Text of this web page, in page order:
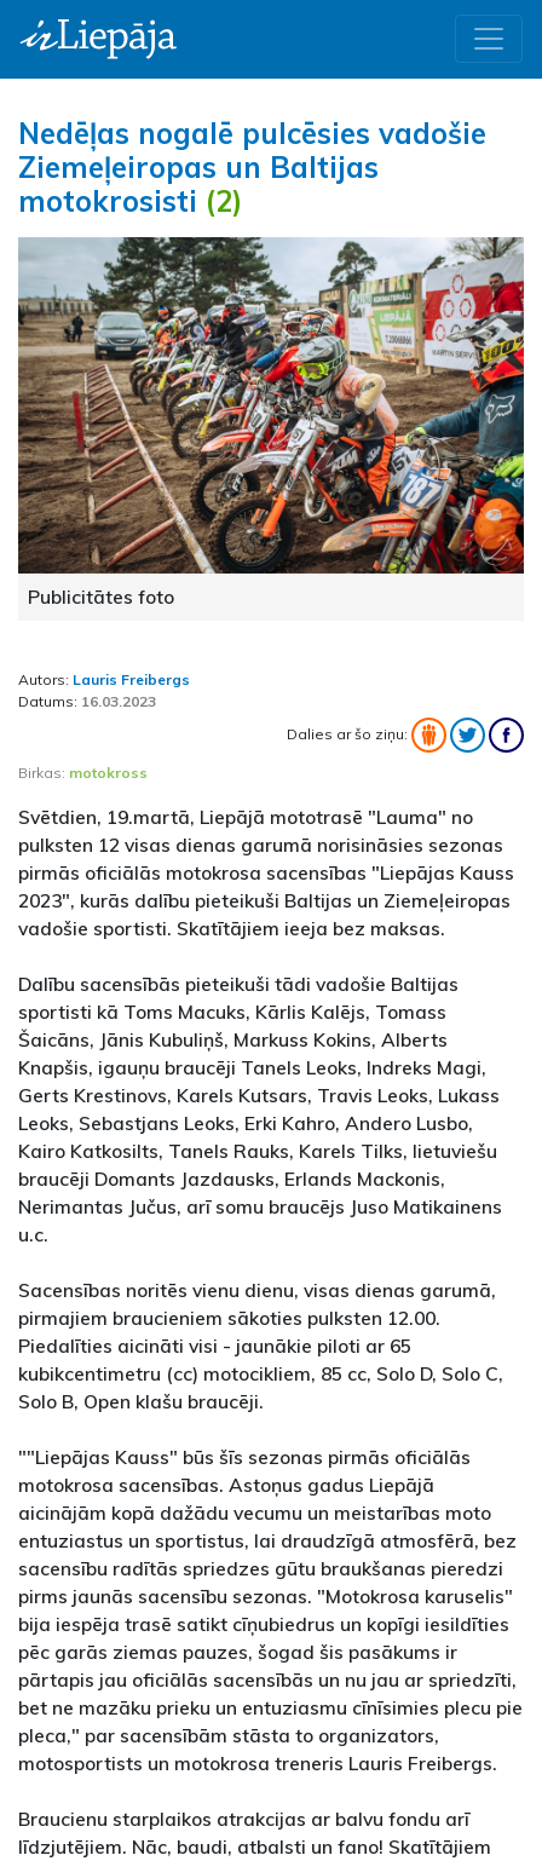
Nedēļas nogalē pulcēsies vadošie
Ziemeļeiropas un Baltijas
motokrosisti (2)
Publicitātes foto
Autors: Lauris Freibergs
Datums: 16.03.2023
Dalies ar šo ziņu:
Birkas: motokross
Svētdien, 19.martā, Liepājā mototrasē "Lauma" no
pulksten 12 visas dienas garumā norisināsies sezonas
pirmās oficiālās motokrosa sacensības "Liepājas Kauss
2023", kurās dalību pieteikuši Baltijas un Ziemeļeiropas
vadošie sportisti. Skatītājiem ieeja bez maksas.
Dalību sacensībās pieteikuši tādi vadošie Baltijas
sportisti kā Toms Macuks, Kārlis Kalējs, Tomass
Šaicāns, Jānis Kubuliņš, Markuss Kokins, Alberts
Knapšis, igauņu braucēji Tanels Leoks, Indreks Magi,
Gerts Krestinovs, Karels Kutsars, Travis Leoks, Lukass
Leoks, Sebastjans Leoks, Erki Kahro, Andero Lusbo,
Kairo Katkosilts, Tanels Rauks, Karels Tilks, lietuviešu
braucēji Domants Jazdausks, Erlands Mackonis,
Nerimantas Jučus, arī somu braucējs Juso Matikainens
u.c.
Sacensības noritēs vienu dienu, visas dienas garumā,
pirmajiem braucieniem sākoties pulksten 12.00.
Piedalīties aicināti visi - jaunākie piloti ar 65
kubikcentimetru (cc) motocikliem, 85 cc, Solo D, Solo C,
Solo B, Open klašu braucēji.
""Liepājas Kauss" būs šīs sezonas pirmās oficiālās
motokrosa sacensības. Astoņus gadus Liepājā
aicinājām kopā dažādu vecumu un meistarības moto
entuziastus un sportistus, lai draudzīgā atmosfērā, bez
sacensību radītās spriedzes gūtu braukšanas pieredzi
pirms jaunās sacensību sezonas. "Motokrosa karuselis"
bija iespēja trasē satikt cīņubiedrus un kopīgi iesildīties
pēc garās ziemas pauzes, šogad šis pasākums ir
pārtapis jau oficiālās sacensībās un nu jau ar spriedzīti,
bet ne mazāku prieku un entuziasmu cīnīsimies plecu pie
pleca," par sacensībām stāsta to organizators,
motosportists un motokrosa treneris Lauris Freibergs.
Braucienu starplaikos atrakcijas ar balvu fondu arī
līdzjutējiem. Nāc, baudi, atbalsti un fano! Skatītājiem